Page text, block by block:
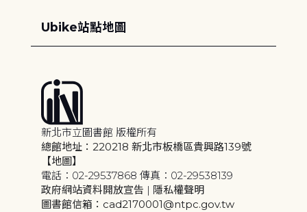
Ubike站點地圖
新北市立圖書館 版權所有
總館地址：220218 新北市板橋區貴興路139號
【地圖】
電話：02-29537868 傳真：02-29538139
政府網站資料開放宣告 | 隱私權聲明
圖書館信箱：cad2170001@ntpc.gov.tw